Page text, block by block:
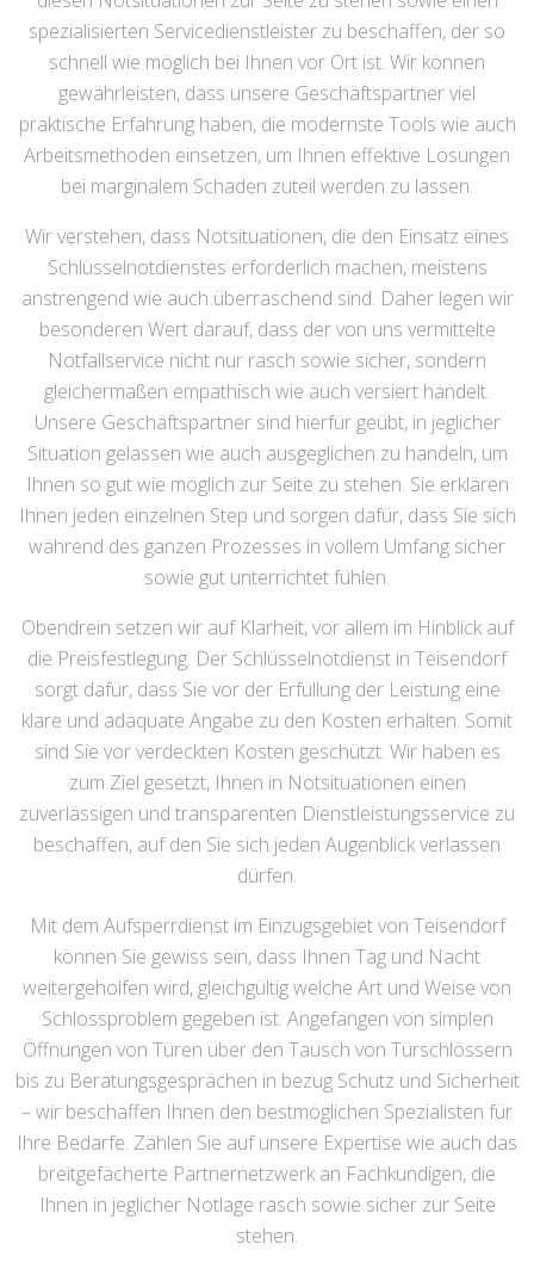
spezialisierten Servicedienstleister zu beschaffen, der so
schnell wie möglich bei Ihnen vor Ort ist. Wir können
gewährleisten, dass unsere Geschäftspartner viel
praktische Erfahrung haben, die modernste Tools wie auch
Arbeitsmethoden einsetzen, um Ihnen effektive Lösungen
bei marginalem Schaden zuteil werden zu lassen.
Wir verstehen, dass Notsituationen, die den Einsatz eines
Schlüsselnotdienstes erforderlich machen, meistens
anstrengend wie auch überraschend sind. Daher legen wir
besonderen Wert darauf, dass der von uns vermittelte
Notfallservice nicht nur rasch sowie sicher, sondern
gleichermaßen empathisch wie auch versiert handelt.
Unsere Geschäftspartner sind hierfür geübt, in jeglicher
Situation gelassen wie auch ausgeglichen zu handeln, um
Ihnen so gut wie möglich zur Seite zu stehen. Sie erklären
Ihnen jeden einzelnen Step und sorgen dafür, dass Sie sich
während des ganzen Prozesses in vollem Umfang sicher
sowie gut unterrichtet fühlen.
Obendrein setzen wir auf Klarheit, vor allem im Hinblick auf
die Preisfestlegung. Der Schlüsselnotdienst in Teisendorf
sorgt dafür, dass Sie vor der Erfüllung der Leistung eine
klare und adäquate Angabe zu den Kosten erhalten. Somit
sind Sie vor verdeckten Kosten geschützt. Wir haben es
zum Ziel gesetzt, Ihnen in Notsituationen einen
zuverlässigen und transparenten Dienstleistungsservice zu
beschaffen, auf den Sie sich jeden Augenblick verlassen
dürfen.
Mit dem Aufsperrdienst im Einzugsgebiet von Teisendorf
können Sie gewiss sein, dass Ihnen Tag und Nacht
weitergeholfen wird, gleichgültig welche Art und Weise von
Schlossproblem gegeben ist. Angefangen von simplen
Öffnungen von Türen über den Tausch von Türschlössern
bis zu Beratungsgesprächen in bezug Schutz und Sicherheit
– wir beschaffen Ihnen den bestmöglichen Spezialisten für
Ihre Bedarfe. Zählen Sie auf unsere Expertise wie auch das
breitgefächerte Partnernetzwerk an Fachkundigen, die
Ihnen in jeglicher Notlage rasch sowie sicher zur Seite
stehen.